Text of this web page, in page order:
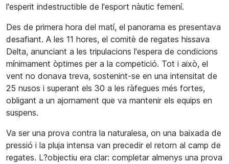
l'esperit indestructible de l'esport nàutic femení.
Des de primera hora del matí, el panorama es presentava
desafiant. A les 11 hores, el comitè de regates hissava
Delta, anunciant a les tripulacions l'espera de condicions
mínimament òptimes per a la competició. Tot i això, el
vent no donava treva, sostenint-se en una intensitat de
25 nusos i superant els 30 a les ràfegues més fortes,
obligant a un ajornament que va mantenir els equips en
suspens.
Va ser una prova contra la naturalesa, on una baixada de
pressió i la pluja intensa van precedir el retorn al camp de
regates. L?objectiu era clar: completar almenys una prova